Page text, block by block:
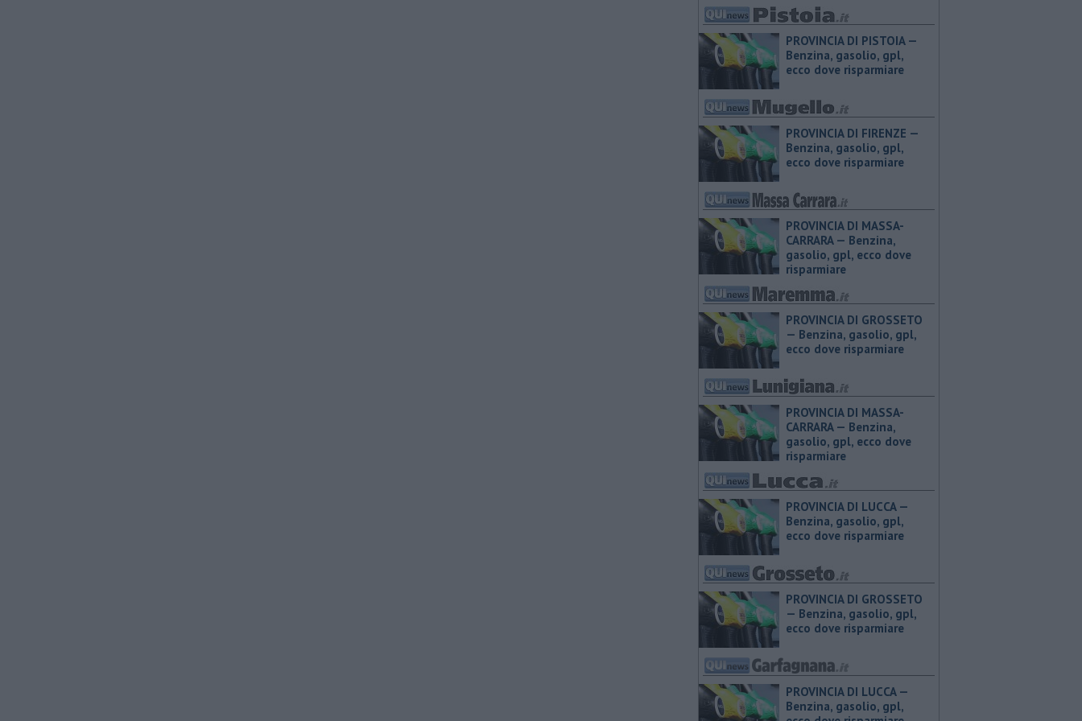
PROVINCIA DI PISTOIA — ​
Benzina, gasolio, gpl,
ecco dove risparmiare
PROVINCIA DI FIRENZE — ​
Benzina, gasolio, gpl,
ecco dove risparmiare
PROVINCIA DI MASSA-
CARRARA — ​Benzina,
gasolio, gpl, ecco dove
risparmiare
PROVINCIA DI GROSSETO
— ​Benzina, gasolio, gpl,
ecco dove risparmiare
PROVINCIA DI MASSA-
CARRARA — ​Benzina,
gasolio, gpl, ecco dove
risparmiare
PROVINCIA DI LUCCA — ​
Benzina, gasolio, gpl,
ecco dove risparmiare
PROVINCIA DI GROSSETO
— ​Benzina, gasolio, gpl,
ecco dove risparmiare
PROVINCIA DI LUCCA — ​
Benzina, gasolio, gpl,